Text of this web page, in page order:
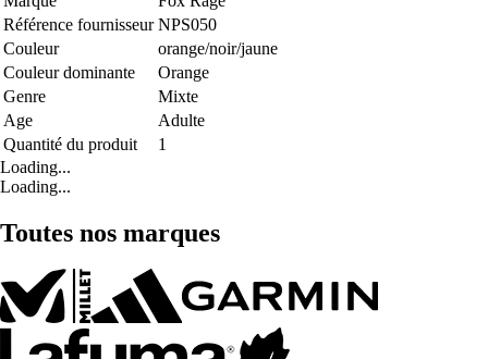
Référence fournisseur NPS050
Couleur
orange/noir/jaune
Couleur dominante
Orange
Genre
Mixte
Age
Adulte
Quantité du produit
1
Loading...
Loading...
Toutes nos marques